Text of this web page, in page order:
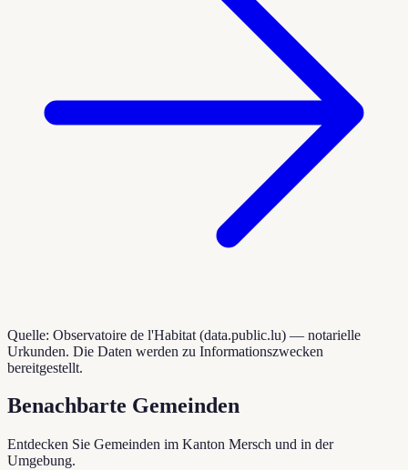
Quelle: Observatoire de l'Habitat (data.public.lu) — notarielle
Urkunden. Die Daten werden zu Informationszwecken
bereitgestellt.
Benachbarte Gemeinden
Entdecken Sie Gemeinden im Kanton Mersch und in der
Umgebung.